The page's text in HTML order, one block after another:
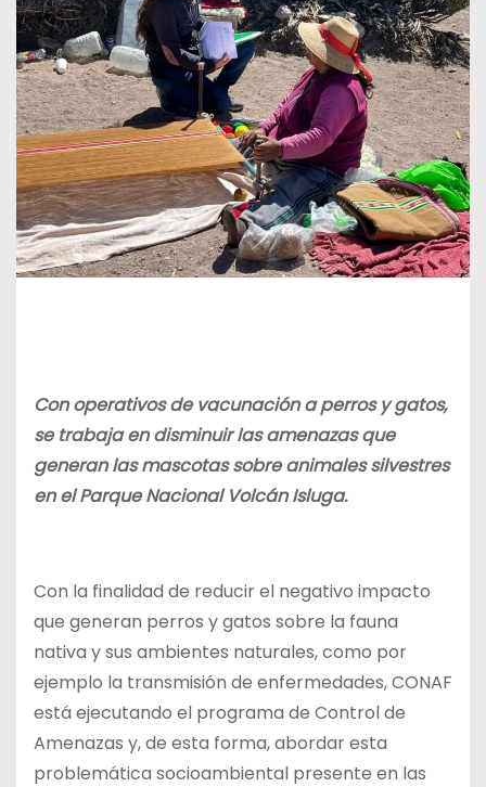
Con operativos de vacunacióna perros y gatos,
se trabaja en disminuir las amenazas que
generan las mascotas sobre animales silvestres
en el Parque Nacional Volcán Isluga.
Con la finalidad de reducir el negativo impacto
que generan perros y gatos sobre la fauna
nativa y sus ambientes naturales, como por
ejemplo la transmisión de enfermedades, CONAF
está ejecutando el programa de Control de
Amenazas y, de esta forma, abordar esta
problemática socioambiental presente en las